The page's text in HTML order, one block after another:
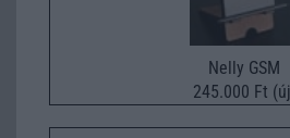
Nelly GSM
245.000 Ft